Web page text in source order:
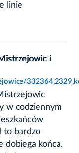
linie
i
w codziennym
to bardzo
dobiega końca.